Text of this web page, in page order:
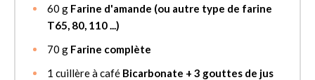
60 g Farine d'amande (ou autre type de farine
T65, 80, 110 ...)
70 g Farine complète
1 cuillère à café Bicarbonate + 3 gouttes de jus